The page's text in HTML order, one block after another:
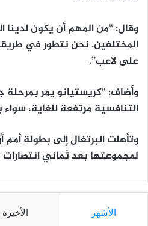
وقال: “من المهم أن يكون لدينا
المختلفين. نحن نتطور في
على لاعب”.
وأضاف: “كريستيانو يمر بمرحلة
التنافسية مرتفعة للغاية، سواء
وتأهلت البرتغال إلى بطولة أمم
لمجموعتها بعد ثماني
الأشهر الأخيرة